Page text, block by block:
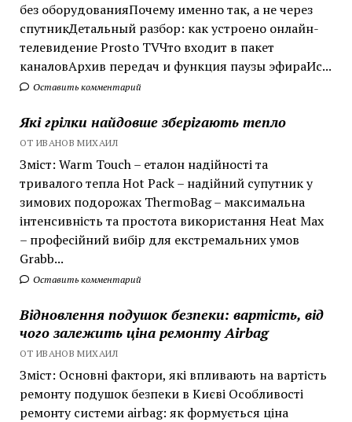
без оборудованияПочему именно так, а не через
спутникДетальный разбор: как устроено онлайн-
телевидение Prosto TVЧто входит в пакет
каналовАрхив передач и функция паузы эфираИс...
Оставить комментарий
Які грілки найдовше зберігають тепло
ОТ ИВАНОВ МИХАИЛ
Зміст: Warm Touch – еталон надійності та
тривалого тепла Hot Pack – надійний супутник у
зимових подорожах ThermoBag – максимальна
інтенсивність та простота використання Heat Max
– професійний вибір для екстремальних умов
Grabb...
Оставить комментарий
Відновлення подушок безпеки: вартість, від
чого залежить ціна ремонту Airbag
ОТ ИВАНОВ МИХАИЛ
Зміст: Основні фактори, які впливають на вартість
ремонту подушок безпеки в Києві Особливості
ремонту системи airbag: як формується ціна